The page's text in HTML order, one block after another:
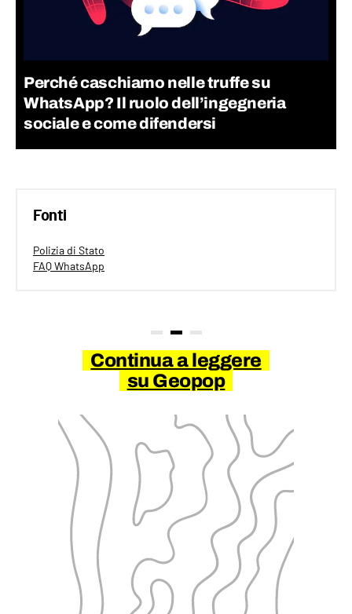
Perché caschiamo nelle truffe su
WhatsApp? Il ruolo dell’ingegneria
sociale e come difendersi
Fonti
Polizia di Stato
FAQ WhatsApp
Continua a leggere
su Geopop